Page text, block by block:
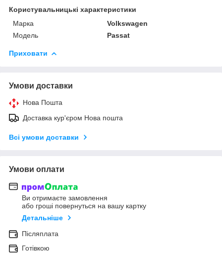
Користувальницькі характеристики
Марка
Volkswagen
Модель
Passat
Приховати
Умови доставки
Нова Пошта
Доставка кур'єром Нова пошта
Всі умови доставки
Умови оплати
Ви отримаєте замовлення
або гроші повернуться на вашу картку
Детальніше
Післяплата
Готівкою